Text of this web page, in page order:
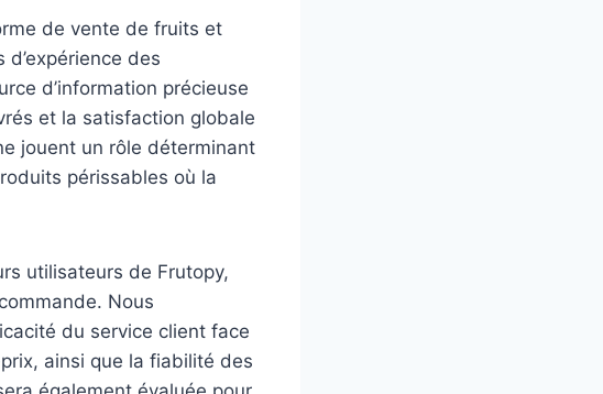
de vente de fruits et
des
d’information précieuse
et la satisfaction globale
jouent un rôle déterminant
périssables où la
utilisateurs de Frutopy,
Nous
du service client face
ainsi que la fiabilité des